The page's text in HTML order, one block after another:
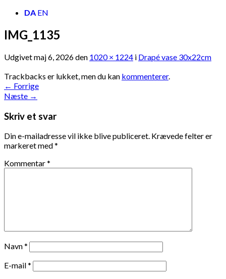
DA EN
IMG_1135
Udgivetmaj 6, 2026den 1020 × 1224 i Drapé vase 30x22cm
Trackbacks er lukket, men du kan kommenterer.
← Forrige
Næste →
Skriv et svar
Din e-mailadresse vil ikke blive publiceret. Krævede felter er
markeret med*
Kommentar*
Navn*
E-mail*